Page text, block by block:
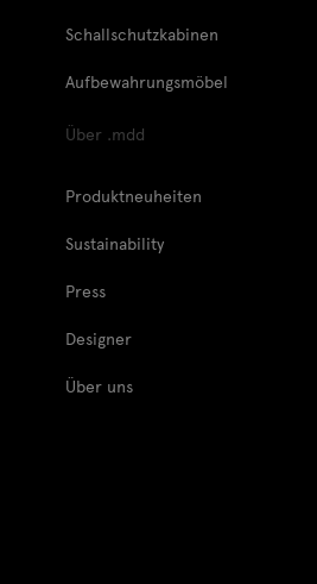
Schallschutzkabinen
Aufbewahrungsmöbel
Über .mdd
Produktneuheiten
Sustainability
Press
Designer
Über uns